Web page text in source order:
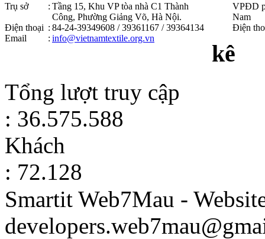
Trụ sở : Tầng 15, Khu VP tòa nhà C1 Thành
Công, Phường Giảng Võ, Hà Nội .
Điện thoại : 84-24-39349608 / 39361167 / 39364134
Email
: info@vietnamtextile.org.vn
VPĐD
Nam
Điện
kê
Tổng lượt truy cập
: 36.575.588
Khách
: 72.128
Smartit Web7Mau -